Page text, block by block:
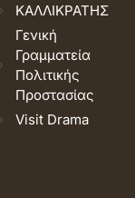
ΚΑΛΛΙΚΡΑΤΗΣ
Γενική
Γραμματεία
Πολιτικής
Προστασίας
Visit Drama